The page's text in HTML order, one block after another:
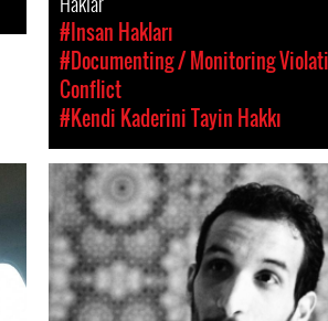
#Insan Hakları
#Documenting / Monitoring
Conflict
#Kendi Kaderini Tayin Hakkı